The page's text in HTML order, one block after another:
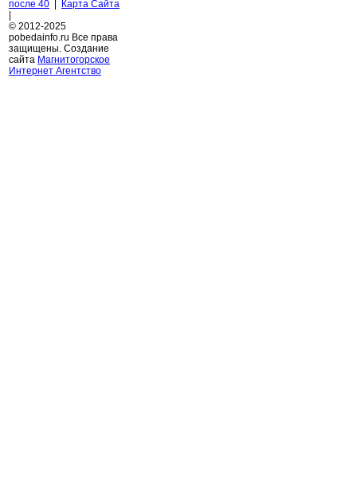
после 40
Карта Сайта
© 2012-2025
pobedainfo.ru Все права
защищены. Создание
сайта Магнитогорское
Интернет Агентство